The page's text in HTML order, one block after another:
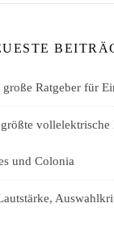
Ratgeber für
vollelektrische
und Colonia